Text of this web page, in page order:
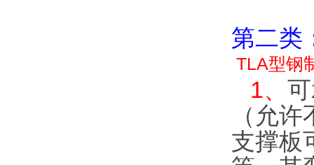
第二类
TLA型钢
1、
（允
支撑板